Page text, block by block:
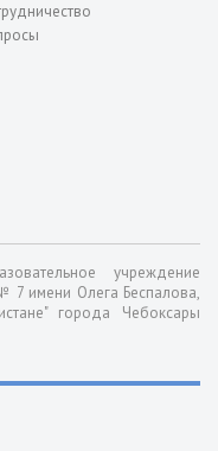
учреждение
имени Олега Беспалова,
города Чебоксары